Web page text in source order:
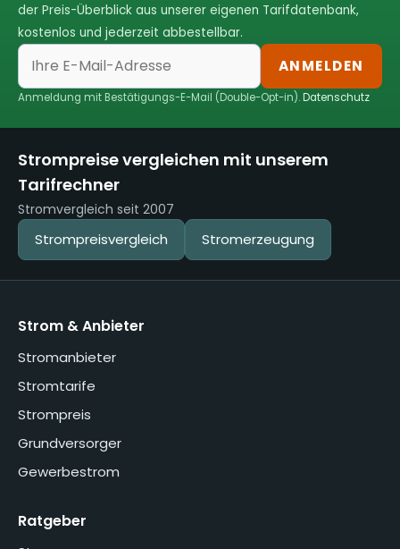
der Preis-Überblick aus unserer eigenen Tarifdatenbank,
kostenlos und jederzeit abbestellbar.
ANMELDEN
Anmeldung mit Bestätigungs-E-Mail (Double-Opt-in).Datenschutz
Strompreise vergleichen mit unserem
Tarifrechner
Stromvergleich seit 2007
Strompreisvergleich Stromerzeugung
Strom & Anbieter
Stromanbieter
Stromtarife
Strompreis
Grundversorger
Gewerbestrom
Ratgeber